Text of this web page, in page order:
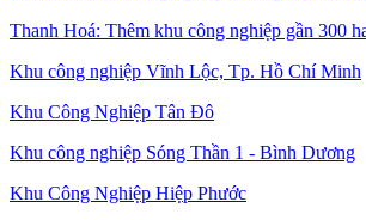
Thanh Hoá: Thêm khu công nghiệp gần 300
Khu công nghiệp Vĩnh Lộc, Tp. Hồ Chí Minh
Khu Công Nghiệp Tân Đô
Khu công nghiệp Sóng Thần 1 - Bình Dương
Khu Công Nghiệp Hiệp Phước